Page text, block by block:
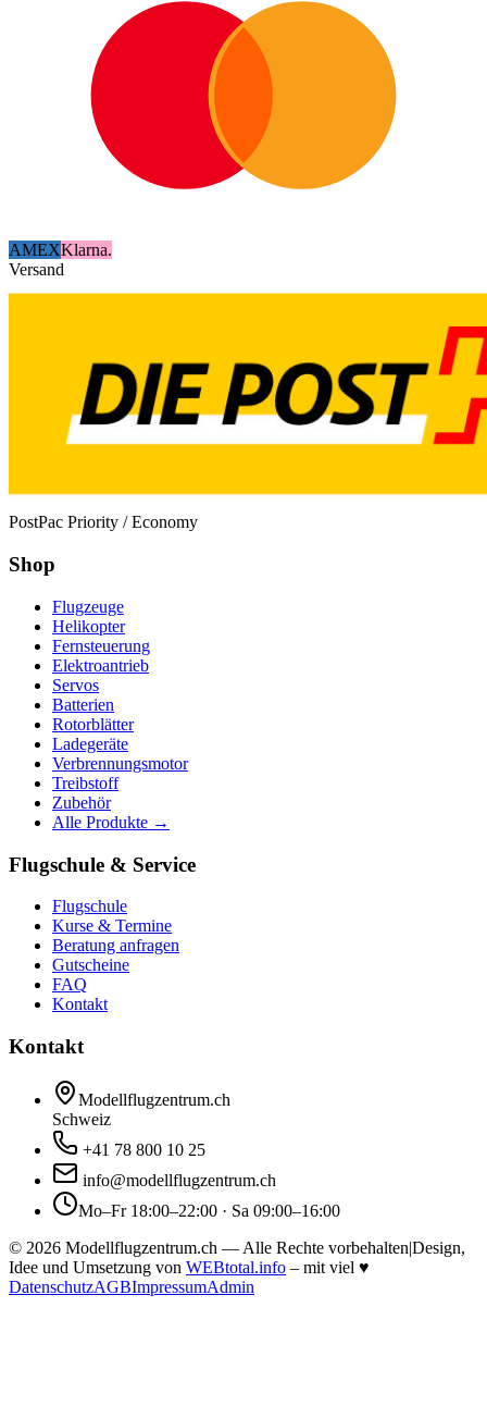
AMEXKlarna.
Versand
PostPac Priority / Economy
Shop
Flugzeuge
Helikopter
Fernsteuerung
Elektroantrieb
Servos
Batterien
Rotorblätter
Ladegeräte
Verbrennungsmotor
Treibstoff
Zubehör
Alle Produkte →
Flugschule & Service
Flugschule
Kurse & Termine
Beratung anfragen
Gutscheine
FAQ
Kontakt
Kontakt
Modellflugzentrum.ch
Schweiz
+41 78 800 10 25
info@modellflugzentrum.ch
Mo–Fr 18:00–22:00 · Sa 09:00–16:00
© 2026 Modellflugzentrum.ch — Alle Rechte vorbehalten|Design,
Idee und Umsetzung von WEBtotal.info – mit viel ♥
DatenschutzAGBImpressumAdmin